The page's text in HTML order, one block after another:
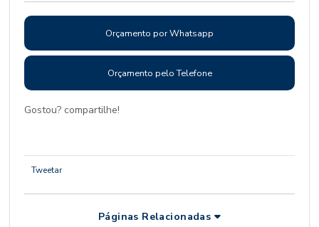
Orçamento por Whatsapp
Orçamento pelo Telefone
Gostou? compartilhe!
Tweetar
Páginas Relacionadas